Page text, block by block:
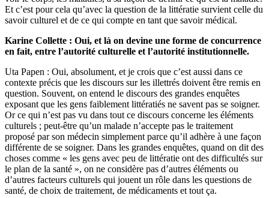
Et c’est pour cela qu’avec la question de la littératie survient celle du
savoir culturel et de ce qui compte en tant que savoir médical.
Karine Collette : Oui, et là on devine une forme de concurrence
en fait, entre l’autorité culturelle et l’autorité institutionnelle.
Uta Papen : Oui, absolument, et je crois que c’est aussi dans ce
contexte précis que les discours sur les illettrés doivent être remis en
question. Souvent, on entend le discours des grandes enquêtes
exposant que les gens faiblement littératiés ne savent pas se soigner.
Or ce qui n’est pas vu dans tout ce discours concerne les éléments
culturels ; peut-être qu’un malade n’accepte pas le traitement
proposé par son médecin simplement parce qu’il adhère à une façon
différente de se soigner. Dans les grandes enquêtes, quand on dit des
choses comme « les gens avec peu de littératie ont des difficultés sur
le plan de la santé », on ne considère pas d’autres éléments ou
d’autres facteurs culturels qui jouent un rôle dans les questions de
santé, de choix de traitement, de médicaments et tout ça.